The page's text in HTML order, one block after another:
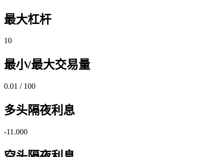
最大杠杆
10
最小/最大交易量
0.01 / 100
多头隔夜利息
-11.000